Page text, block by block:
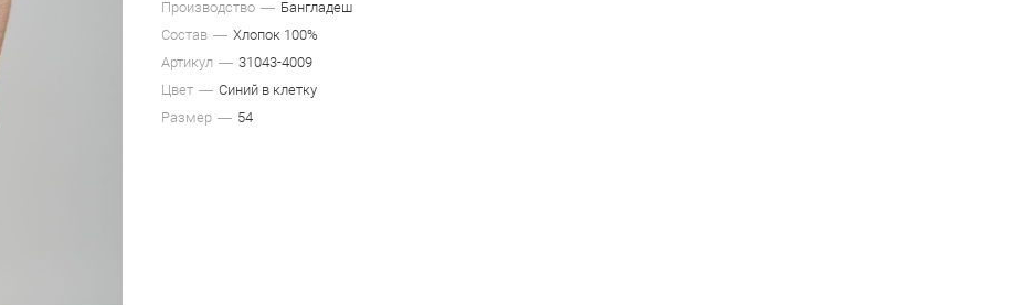
Производство
Бангладеш
Состав
Хлопок 100%
Артикул
31043-4009
Цвет
Синий в клетку
Размер
54